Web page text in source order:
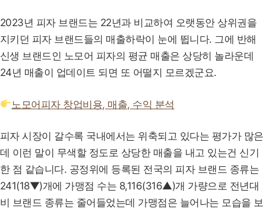
2023년 피자 브랜드는 22년과 비교하여 오랫동안 상위권을
지키던 피자 브랜드들의 매출하락이 눈에 뜁니다. 그에 반해
신생 브랜드인 노모어 피자의 평균 매출은 상당히 놀라운데
24년 매출이 업데이트 되면 또 어떨지 모르겠군요.
노모어피자 창업비용, 매출, 수익 분석
피자 시장이 갈수록 국내에서는 위축되고 있다는 평가가 많은
데 이런 말이 무색할 정도로 상당한 매출을 내고 있는건 신기
한 점 같습니다. 공정위에 등록된 전국의 피자 브랜드 종류는
241(18▼)개에 가맹점 수는 8,116(316▲)개 가량으로 전년대
비 브랜드 종류는 줄어들었는데 가맹점은 늘어나는 모습을 보